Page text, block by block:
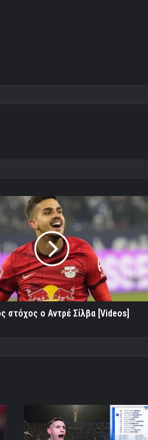
στόχος ο Αντρέ Σίλβα [Videos]